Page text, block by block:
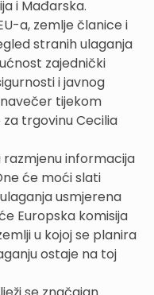
i Mađarska.
a, zemlje članice i
stranih ulaganja
zajednički
i javnog
tijekom
trgovinu Cecilia
informacija
će moći slati
usmjerena
Europska komisija
u kojoj se planira
ostaje na toj